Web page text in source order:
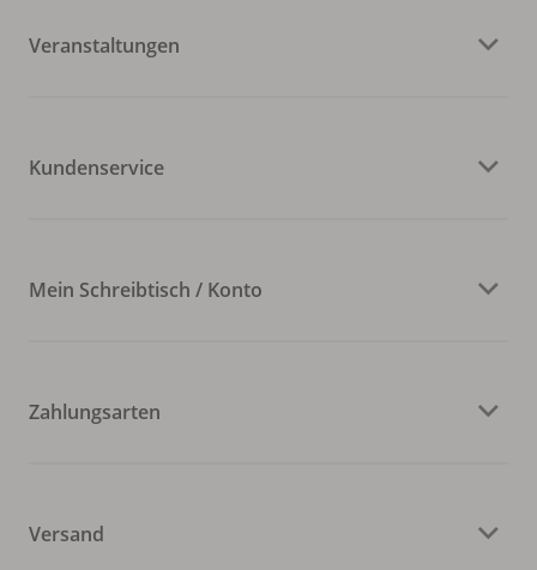
Veranstaltungen
Kundenservice
Mein Schreibtisch / Konto
Zahlungsarten
Versand